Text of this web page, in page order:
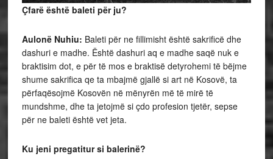
Çfarë është baleti për ju?
Aulonë Nuhiu: Baleti për ne fillimisht është sakrificë dhe
dashuri e madhe. Është dashuri aq e madhe saqë nuk e
braktisim dot, e për të mos e braktisë detyrohemi të bëjme
shume sakrifica qe ta mbajmë gjallë si art në Kosovë, ta
përfaqësojmë Kosovën në mënyrën më të mirë të
mundshme, dhe ta jetojmë si çdo profesion tjetër, sepse
për ne baleti është vet jeta.
Ku jeni pregatitur si balerinë?